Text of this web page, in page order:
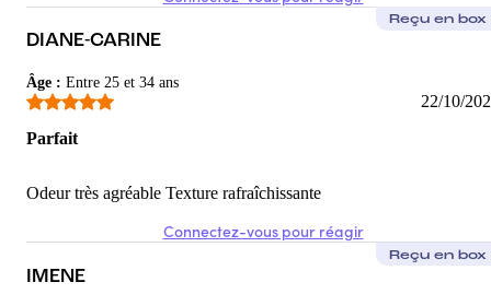
DIANE-CARINE
Âge : Entre 25 et 34 ans
Reçu en box
22/10/
Parfait
Odeur très agréable Texture rafraîchissante
Connectez-vous pour réagir
IMENE
Reçu en box